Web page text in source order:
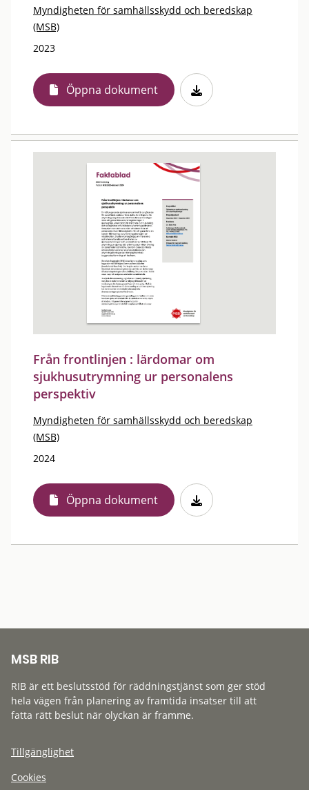
Myndigheten för samhällsskydd och beredskap
(MSB)
2023
Öppna dokument
Från frontlinjen : lärdomar om
sjukhusutrymning ur personalens
perspektiv
Myndigheten för samhällsskydd och beredskap
(MSB)
2024
Öppna dokument
MSB RIB
RIB är ett beslutsstöd för räddningstjänst som ger stöd
hela vägen från planering av framtida insatser till att
fatta rätt beslut när olyckan är framme.
Tillgänglighet
Cookies